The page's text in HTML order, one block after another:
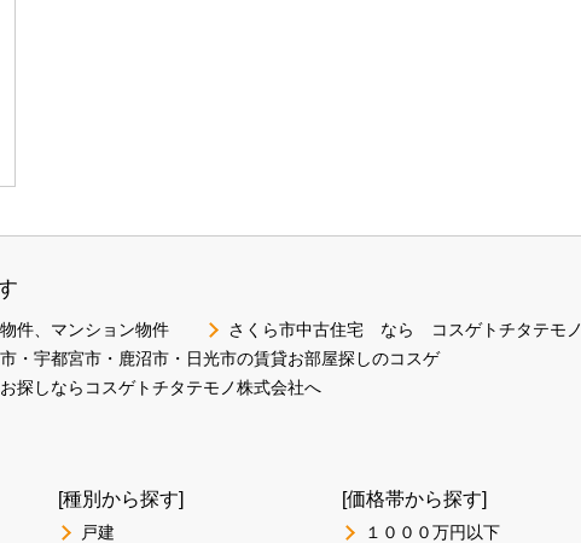
件、マンション物件
さくら市中古住宅 なら コスゲトチタテモノ
・宇都宮市・鹿沼市・日光市の賃貸お部屋探しのコスゲ
探しならコスゲトチタテモノ株式会社へ
[種別から探す]
戸建
[価格帯から探す]
１０００万円以下